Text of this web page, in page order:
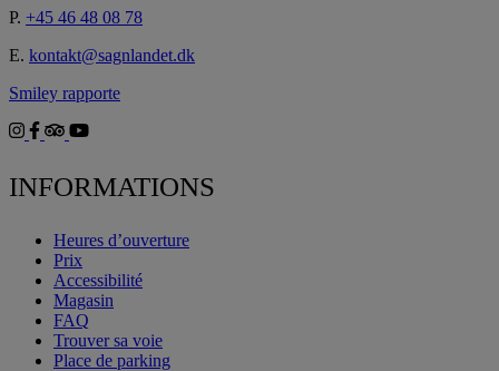
P. +45 46 48 08 78
E. kontakt@sagnlandet.dk
Smiley rapporte
INFORMATIONS
Heures d’ouverture
Prix
Accessibilité
Magasin
FAQ
Trouver sa voie
Place de parking